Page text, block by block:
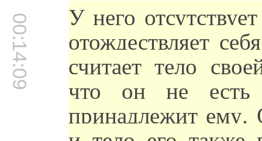
00:14:09 У него
отождествляет
считает тело
что он не
принадлежит